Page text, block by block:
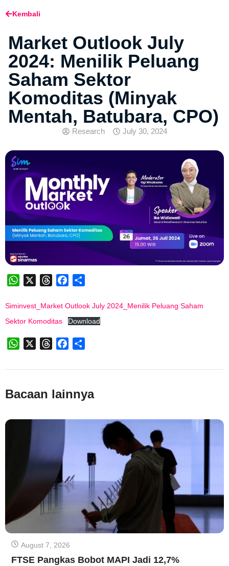
Kembali
Market Outlook July
2024: Menilik Peluang
Saham Sektor
Komoditas (Minyak
Mentah, Batubara, CPO)
Research July 30, 2024
WhatsApp ThreadsFacebook
Siminvest_Market Outlook July 2024_Menilik Peluang Saham
Sektor Komoditas
Download
WhatsApp ThreadsFacebook
Bacaan lainnya
August 7, 2026
FTSE Pangkas Bobot MAPI Jadi 12,7%